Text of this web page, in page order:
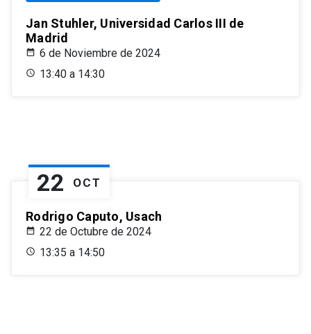
Jan Stuhler, Universidad Carlos III de
Madrid
6 de Noviembre de 2024
13:40 a 14:30
22 OCT
Rodrigo Caputo, Usach
22 de Octubre de 2024
13:35 a 14:50